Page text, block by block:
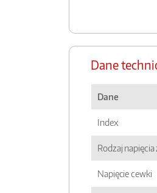
Dane
Dane
Index
Rodzaj napięcia
Napięcie cewki